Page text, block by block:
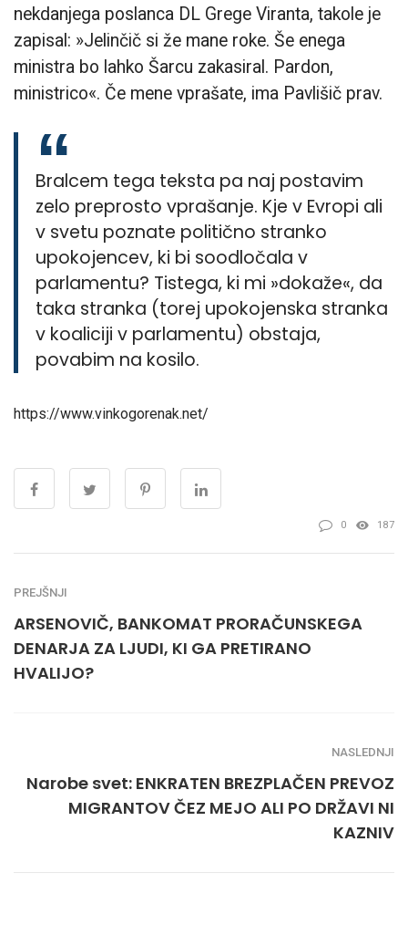
nekdanjega poslanca DL Grege Viranta, takole je
zapisal: »Jelinčič si že mane roke. Še enega
ministra bo lahko Šarcu zakasiral. Pardon,
ministrico«. Če mene vprašate, ima Pavlišič prav.
Bralcem tega teksta pa naj postavim
zelo preprosto vprašanje. Kje v Evropi ali
v svetu poznate politično stranko
upokojencev, ki bi soodločala v
parlamentu? Tistega, ki mi »dokaže«, da
taka stranka (torej upokojenska stranka
v koaliciji v parlamentu) obstaja,
povabim na kosilo.
https://www.vinkogorenak.net/
0 187
PREJŠNJI
ARSENOVIČ, BANKOMAT PRORAČUNSKEGA
DENARJA ZA LJUDI, KI GA PRETIRANO
HVALIJO?
NASLEDNJI
Narobe svet: ENKRATEN BREZPLAČEN PREVOZ
MIGRANTOV ČEZ MEJO ALI PO DRŽAVI NI
KAZNIV